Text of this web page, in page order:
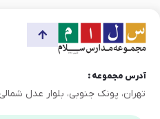
آدرس مجموعه :
تهران، پونک جنوبی، بلوار عدل